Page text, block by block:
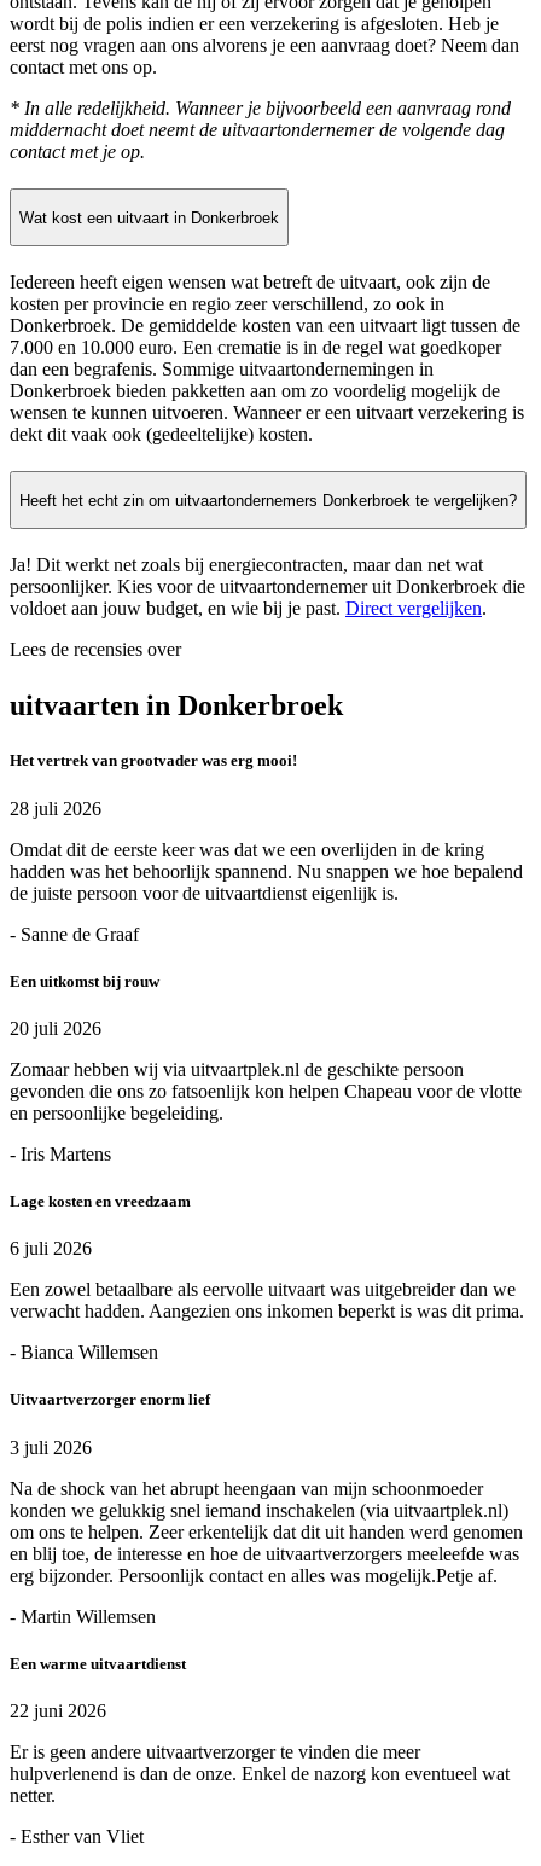
wordt bij de polis indien er een verzekering is afgesloten. Heb je
eerst nog vragen aan ons alvorens je een aanvraag doet? Neem dan
contact met ons op.
* In alle redelijkheid. Wanneer je bijvoorbeeld een aanvraag rond
middernacht doet neemt de uitvaartondernemer de volgende dag
contact met je op.
Wat kost een uitvaart in Donkerbroek
Iedereen heeft eigen wensen wat betreft de uitvaart, ook zijn de
kosten per provincie en regio zeer verschillend, zo ook in
Donkerbroek. De gemiddelde kosten van een uitvaart ligt tussen de
7.000 en 10.000 euro. Een crematie is in de regel wat goedkoper
dan een begrafenis. Sommige uitvaartondernemingen in
Donkerbroek bieden pakketten aan om zo voordelig mogelijk de
wensen te kunnen uitvoeren. Wanneer er een uitvaart verzekering is
dekt dit vaak ook (gedeeltelijke) kosten.
Heeft het echt zin om uitvaartondernemers Donkerbroek te vergelijken?
Ja! Dit werkt net zoals bij energiecontracten, maar dan net wat
persoonlijker. Kies voor de uitvaartondernemer uit Donkerbroek die
voldoet aan jouw budget, en wie bij je past. Direct vergelijken.
Lees de recensies over
uitvaarten in Donkerbroek
Het vertrek van grootvader was erg mooi!
28 juli 2026
Omdat dit de eerste keer was dat we een overlijden in de kring
hadden was het behoorlijk spannend. Nu snappen we hoe bepalend
de juiste persoon voor de uitvaartdienst eigenlijk is.
- Sanne de Graaf
Een uitkomst bij rouw
20 juli 2026
Zomaar hebben wij via uitvaartplek.nl de geschikte persoon
gevonden die ons zo fatsoenlijk kon helpen Chapeau voor de vlotte
en persoonlijke begeleiding.
- Iris Martens
Lage kosten en vreedzaam
6 juli 2026
Een zowel betaalbare als eervolle uitvaart was uitgebreider dan we
verwacht hadden. Aangezien ons inkomen beperkt is was dit prima.
- Bianca Willemsen
Uitvaartverzorger enorm lief
3 juli 2026
Na de shock van het abrupt heengaan van mijn schoonmoeder
konden we gelukkig snel iemand inschakelen (via uitvaartplek.nl)
om ons te helpen. Zeer erkentelijk dat dit uit handen werd genomen
en blij toe, de interesse en hoe de uitvaartverzorgers meeleefde was
erg bijzonder. Persoonlijk contact en alles was mogelijk.Petje af.
- Martin Willemsen
Een warme uitvaartdienst
22 juni 2026
Er is geen andere uitvaartverzorger te vinden die meer
hulpverlenend is dan de onze. Enkel de nazorg kon eventueel wat
netter.
- Esther van Vliet